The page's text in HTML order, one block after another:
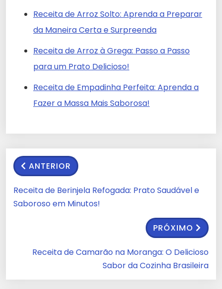
Receita de Arroz Solto: Aprenda a Preparar
da Maneira Certa e Surpreenda
Receita de Arroz à Grega: Passo a Passo
para um Prato Delicioso!
Receita de Empadinha Perfeita: Aprenda a
Fazer a Massa Mais Saborosa!
ANTERIOR
Receita de Berinjela Refogada: Prato Saudável e
Saboroso em Minutos!
PRÓXIMO
Receita de Camarão na Moranga: O Delicioso
Sabor da Cozinha Brasileira